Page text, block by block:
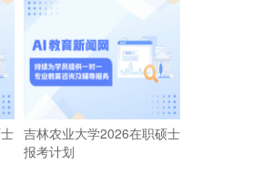
吉林农业大学2026在职硕士
报考计划